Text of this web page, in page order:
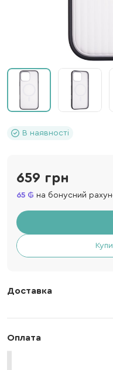
В наявності
659 грн
65 на бонусний
Доставка
Оплата